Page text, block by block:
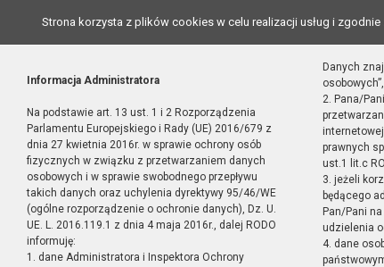
Strona korzysta z plików cookies w celu realizacji usług i zgodnie
Informacja Administratora
Na podstawie art. 13 ust. 1 i 2 Rozporządzenia
Parlamentu Europejskiego i Rady (UE) 2016/679 z
dnia 27 kwietnia 2016r. w sprawie ochrony osób
fizycznych w związku z przetwarzaniem danych
osobowych i w sprawie swobodnego przepływu
takich danych oraz uchylenia dyrektywy 95/46/WE
(ogólne rozporządzenie o ochronie danych), Dz. U.
UE. L. 2016.119.1 z dnia 4 maja 2016r., dalej RODO
informuję:
1. dane Administratora i Inspektora Ochrony
Danych
osobowych”,
2. Pana/
prawnych
ust.1 lit.c
3. jeżeli
będącego
Pan/Pani
udzielenia
4. dane